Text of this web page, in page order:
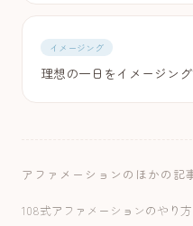
イメージング
理想の一日をイメージン
アファメーションのほかの記
108式アファメーションのやり